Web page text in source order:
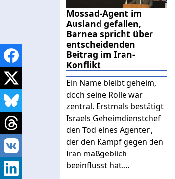
Mossad-Agent im
Ausland gefallen,
Barnea spricht über
entscheidenden
Beitrag im Iran-
Konflikt
Ein Name bleibt geheim,
doch seine Rolle war
zentral. Erstmals bestätigt
Israels Geheimdienstchef
den Tod eines Agenten,
der den Kampf gegen den
Iran maßgeblich
beeinflusst hat....